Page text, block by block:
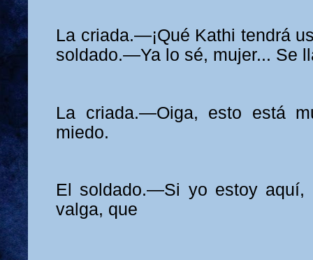
La criada.—¡Qué Kathi tendrá
soldado.—Ya lo sé, mujer... Se
La criada.—Oiga, esto está
miedo.
El soldado.—Si yo estoy aquí,
valga, que